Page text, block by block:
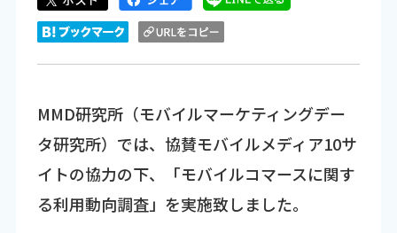
MMD研究所（モバイルマーケティングデー
タ研究所）では、協賛モバイルメディア10サ
イトの協力の下、「モバイルコマースに関す
る利用動向調査」を実施致しました。